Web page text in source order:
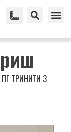
ПГ ТРИНИТИ 3